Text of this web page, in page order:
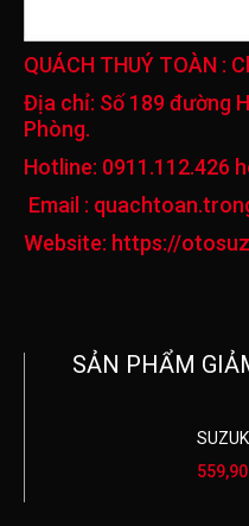
QUÁCH THUÝ TOÀN :
Địa chỉ: Số 189 đường
Phòng.
Hotline: 0911.112.426
Email :
Website: https://
SẢN PHẨM